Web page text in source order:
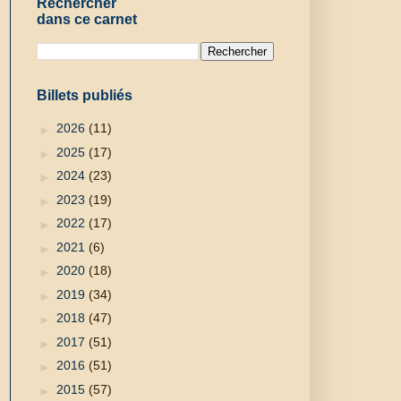
dans ce carnet
Billets publiés
► 2026 (11)
► 2025 (17)
► 2024 (23)
► 2023 (19)
► 2022 (17)
► 2021 (6)
► 2020 (18)
► 2019 (34)
► 2018 (47)
► 2017 (51)
► 2016 (51)
► 2015 (57)